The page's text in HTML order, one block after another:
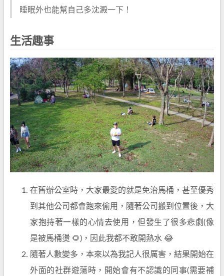
睡眠外也能幫自己多沈澱一下！
生活趣事
在舊辦公室時，大家最愛的就是免治馬桶，甚至優秀
到其他公司都會跑來偷用，隨著公司搬到位置後，大
家抱持著一樣的心情去使用，但發生了很多悲劇(像
是被馬桶燙 🌻)，因此我都不敢開熱水 😂
隨著人數變多，本來以為我記人很厲害，結果開始在
外面的社群遊蕩時，開始會有不認識的同事(需要補